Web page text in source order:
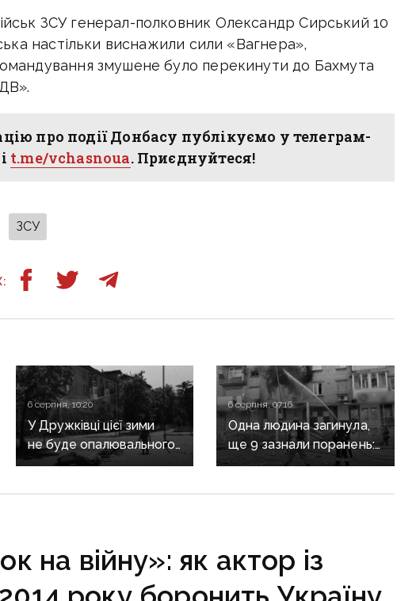
ЗСУ генерал-полковник Олександр Сирський 10
настільки виснажили сили «Вагнера»,
змушене було перекинути до Бахмута
про події Донбасу публікуємо у телеграм-
t.me/vchasnoua. Приєднуйтеся!
ЗСУ
6 серпня, 10:20
У Дружківці цієї зими
не буде опалювального
сезону: фронт
6 серпня, 07:16
Одна людина загинула,
ще 9 зазнали поранень:
воєнні злочини
на війну»: як актор із